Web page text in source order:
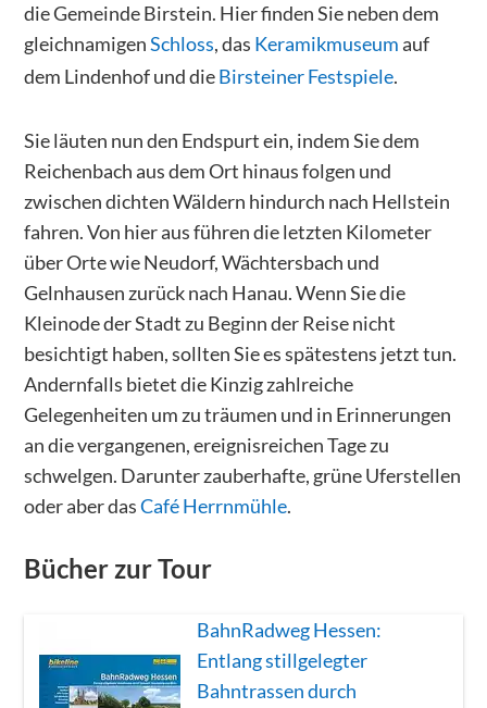
die Gemeinde Birstein. Hier finden Sie neben dem
gleichnamigenSchloss, das Keramikmuseumauf
dem Lindenhof und dieBirsteiner Festspiele.
Sie läuten nun den Endspurt ein, indem Sie dem
Reichenbach aus dem Ort hinaus folgen und
zwischen dichten Wäldern hindurch nach Hellstein
fahren. Von hier aus führen die letzten Kilometer
über Orte wie Neudorf, Wächtersbach und
Gelnhausen zurück nach Hanau. Wenn Sie die
Kleinode der Stadt zu Beginn der Reise nicht
besichtigt haben, sollten Sie es spätestens jetzt tun.
Andernfalls bietet die Kinzig zahlreiche
Gelegenheiten um zu träumen und in Erinnerungen
an die vergangenen, ereignisreichen Tage zu
schwelgen. Darunter zauberhafte, grüne Uferstellen
oder aber dasCafé Herrnmühle.
Bücher zur Tour
BahnRadweg Hessen:
Entlang stillgelegter
Bahntrassen durch